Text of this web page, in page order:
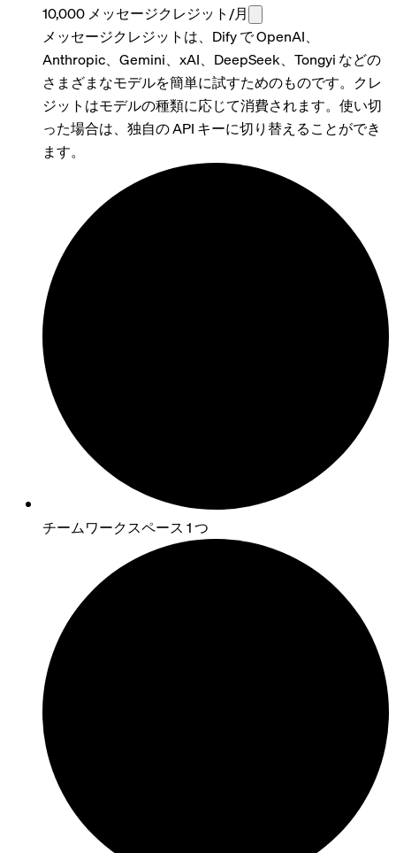
10,000 メッセージクレジット/月
メッセージクレジットは、Dify で OpenAI、
Anthropic、Gemini、xAI、DeepSeek、Tongyi などの
さまざまなモデルを簡単に試すためのものです。クレ
ジットはモデルの種類に応じて消費されます。使い切
った場合は、独自の API キーに切り替えることができ
ます。
チームワークスペース 1 つ